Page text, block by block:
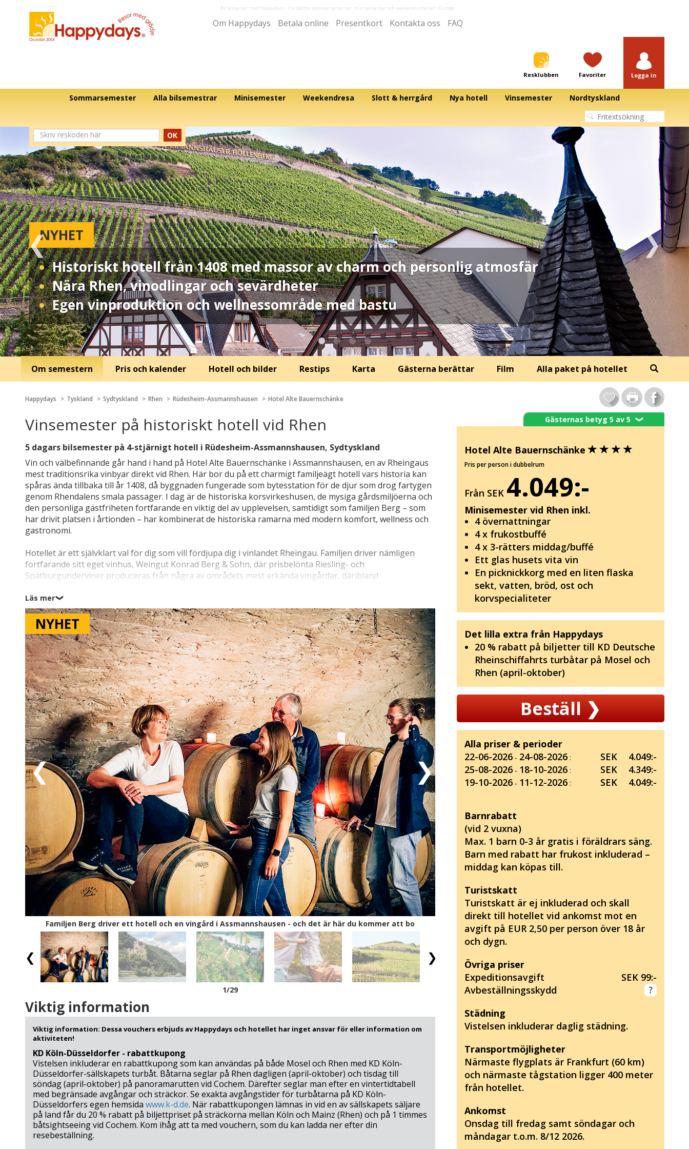
Bilsemester med Happydays - lite bättre sommarsemester, minisemester och weekendvistelser i Europa
Om Happydays Betala online Presentkort Kontakta oss FAQ
Resklubben Favoriter Logga in
Sommarsemester Alla bilsemestrar Minisemester Weekendresa Slott & herrgård Nya hotell Vinsemester Nordtyskland
OK
NYHET
Historiskt hotell från 1408 med massor av charm och personlig atmosfär
Nära Rhen, vinodlingar och sevärdheter
Egen vinproduktion och wellnessområde med bastu
Om semestern Pris och kalender Hotell och bilder Restips Karta Gästerna berättar Film Alla paket på hotellet
Happydays Tyskland Sydtyskland Rhen Rüdesheim-Assmannshausen Hotel Alte Bauernschänke
Vinsemester på historiskt hotell vid Rhen
5 dagars bilsemester på 4-stjärnigt hotell i Rüdesheim-Assmannshausen, Sydtyskland
Vin och välbefinnande går hand i hand på Hotel Alte Bauernschänke i Assmannshausen, en av Rheingaus
mest traditionsrika vinbyar direkt vid Rhen. Här bor du på ett charmigt familjeägt hotell vars historia kan
spåras ända tillbaka till år 1408, då byggnaden fungerade som bytesstation för de djur som drog fartygen
genom Rhendalens smala passager. I dag är de historiska korsvirkeshusen, de mysiga gårdsmiljöerna och
den personliga gästfriheten fortfarande en viktig del av upplevelsen, samtidigt som familjen Berg – som
har drivit platsen i årtionden – har kombinerat de historiska ramarna med modern komfort, wellness och
gastronomi.
Hotellet är ett självklart val för dig som vill fördjupa dig i vinlandet Rheingau. Familjen driver nämligen
fortfarande sitt eget vinhus, Weingut Konrad Berg & Sohn, där prisbelönta Riesling- och
Spätburgunderviner produceras från några av områdets mest erkända vingårdar, däribland
hotellets vinotek kan du prova vinerna, höra historien bakom produktionen och uppleva hur områdets
branta skiffersluttningar genom århundradena har skapat viner med en alldeles särskild karaktär.
Läget vid foten av Assmannshäuser Höllenberg gör det enkelt att kombinera vinupplevelser med
naturupplevelser. Linbanan i Assmannshausen ligger endast 25 meter från hotellet och tar dig upp över
vingårdarna till några av de vackraste utsiktspunkterna i den UNESCO-skyddade Övre Mellanrhendalen.
Härifrån kan du vandra till Jagdschloss Niederwald (3 km) eller det monumentala Niederwalddenkmal (5
km), som tronar högt över Rhen med en imponerande panoramautsikt över floden, vingårdarna och de
många medeltida borgarna.
När dagens upplevelser är slut kan du återvända till hotellets wellnessavdelning med bastu och möjlighet
till spabehandlingar eller njuta av en god måltid i restaurangen, där regionala råvaror och säsongens
smaker spelar huvudrollen. Från hotellet är det dessutom bara några kilometer till den berömda vinstaden
Rüdesheim (6 km), den romantiska Drosselgasse (6 km) och S Hildegard-klostret (6 km), medan Loreley-
klippan (23 km), Mainz (35 km) och Koblenz (65 km) är självklara utflyktsmål för dig som vill utforska ännu
mer av det legendariska Rhenlandet.
Läs mer❯
Familjen Berg driver ett hotell och en vingård i Assmannshausen - och det är här du kommer att bo
NYHET
1/29
Viktig information
Viktig information: Dessa vouchers erbjuds av Happydays och hotellet har inget ansvar för eller information om
aktiviteten!
KD Köln-Düsseldorfer - rabattkupong
Vistelsen inkluderar en rabattkupong som kan användas på både Mosel och Rhen med KD Köln-
Düsseldorfer-sällskapets turbåt. Båtarna seglar på Rhen dagligen (april-oktober) och tisdag till
söndag (april-oktober) på panoramarutten vid Cochem. Därefter seglar man efter en vintertidtabell
med begränsade avgångar och sträckor. Se exakta avgångstider för turbåtarna på KD Köln-
Düsseldorfers egen hemsida www.k-d.de. När rabattkupongen lämnas in vid en av sällskapets säljare
på land får du 20 % rabatt på biljettpriset på sträckorna mellan Köln och Mainz (Rhen) och på 1 timmes
båtsightseeing vid Cochem. Kom ihåg att ta med vouchern, som du kan ladda ner efter din
resebeställning.
Gästernas betyg 5 av 5❯
Hotel Alte Bauernschänke
Pris per person i dubbelrum
Från SEK 4.049:-
Minisemester vid Rhen inkl.
4 övernattningar
4 x frukostbuffé
4 x 3-rätters middag/buffé
Ett glas husets vita vin
En picknickkorg med en liten flaska
sekt, vatten, bröd, ost och
korvspecialiteter
Det lilla extra från Happydays
20 % rabatt på biljetter till KD Deutsche
Rheinschiffahrts turbåtar på Mosel och
Rhen (april-oktober)
Beställ❯
Alla priser & perioder
22-06-2026‐ 24-08-2026: SEK
4.049:-
25-08-2026‐ 18-10-2026: SEK
4.349:-
19-10-2026‐ 11-12-2026: SEK 4.049:-
Barnrabatt
(vid 2 vuxna)
Max. 1 barn 0-3 år gratis i föräldrars säng.
Barn med rabatt har frukost inkluderad –
middag kan köpas till.
Turistskatt
Turistskatt är ej inkluderad och skall
direkt till hotellet vid ankomst mot en
avgift på EUR 2,50 per person över 18 år
och dygn.
Övriga priser
Expeditionsavgift
SEK 99:-
Avbeställningsskydd
Städning
Vistelsen inkluderar daglig städning.
Transportmöjligheter
Närmaste flygplats är Frankfurt (60 km)
och närmaste tågstation ligger 400 meter
från hotellet.
Ankomst
Onsdag till fredag samt söndagar och
måndagar t.o.m. 8/12 2026.